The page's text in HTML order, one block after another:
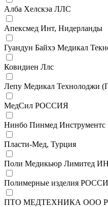
Алба Хелскэа ЛЛС
Апексмед Инт, Нидерланды
Гуандун Байхэ Медикал
Ковидиен Ллс
Лепу Медикал Технолоджи
МедСил РОССИЯ
Нинбо Пинмед
Пласти-Мед, Турция
Поли Медикьюр Лимитед
Полимерные изделия
ПТО МЕДТЕХНИКА ООО